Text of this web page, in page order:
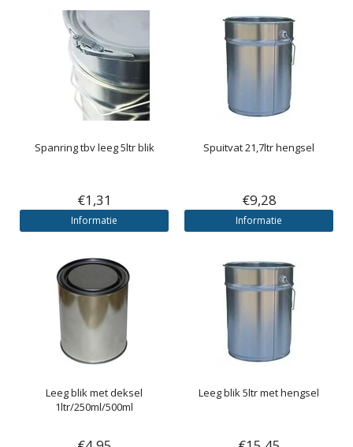
Spanring tbv leeg 5ltr blik
€1,31
Informatie
Spuitvat 21,7ltr hengsel
€9,28
Informatie
Leeg blik met deksel
1ltr/250ml/500ml
Leeg blik 5ltr met hengsel